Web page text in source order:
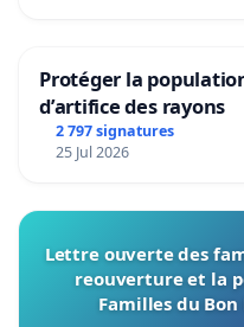
Protéger la
d’artifice des rayons
2 797 signatures
25 Jul 2026
Lettre ouverte des
reouverture et la
Familles du Bon